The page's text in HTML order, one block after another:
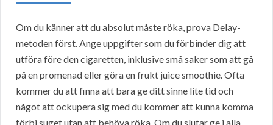
Om du känner att du absolut måste röka, prova Delay-
metoden först. Ange uppgifter som du förbinder dig att
utföra före den cigaretten, inklusive små saker som att gå
på en promenad eller göra en frukt juice smoothie. Ofta
kommer du att finna att bara ge ditt sinne lite tid och
något att ockupera sig med du kommer att kunna komma
förbi suget utan att behöva röka. Om du slutar ge i alla